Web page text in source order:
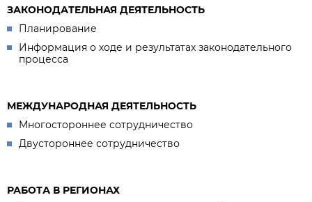
ЗАКОНОДАТЕЛЬНАЯ ДЕЯТЕЛЬНОСТЬ
Планирование
Информация о ходе и результатах законодательного
процесса
МЕЖДУНАРОДНАЯ ДЕЯТЕЛЬНОСТЬ
Многостороннее сотрудничество
Двустороннее сотрудничество
РАБОТА В РЕГИОНАХ